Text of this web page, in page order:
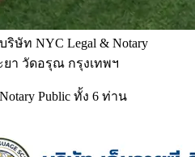
ริษัท NYC Legal & Notary
ยา วัดอรุณ กรุงเทพฯ
Public ทั้ง 6 ท่าน